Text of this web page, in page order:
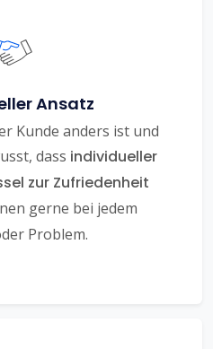
Ansatz
Kunde anders ist und
dass individueller
zur Zufriedenheit
gerne bei jedem
Problem.